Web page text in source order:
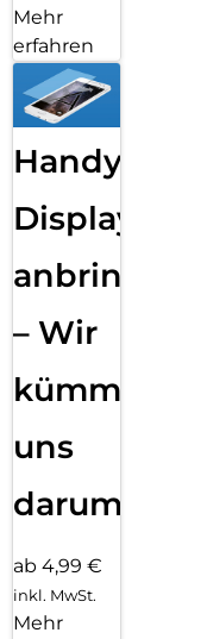
Mehr
erfahren
Handy
Displayfolie
anbringen
– Wir
kümmern
uns
darum!
ab 4,99 €
inkl. MwSt.
Mehr